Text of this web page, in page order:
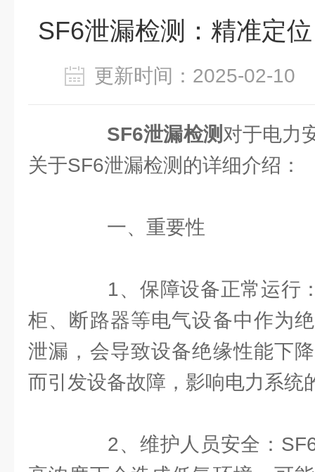
SF6泄漏检测：精准定
更新时间：2025-02-
SF6泄漏检测 对于电力
关于SF6泄漏检测的详细介绍：
一、重要性
1、保障设备正常运行
柜、断路器等电气设备中作为
泄漏，会导致设备绝缘性能下
而引发设备故障，影响电力系统
2、维护人员安全：SF6